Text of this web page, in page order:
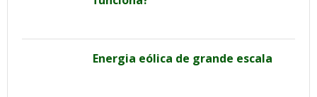
Energia eólica de grande escala